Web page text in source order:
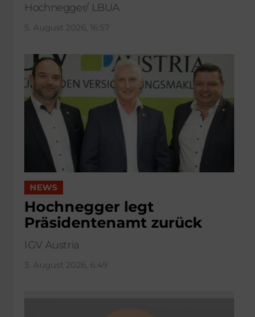
Hochnegger/ LBUA
5. August 2026, 16:57
NEWS
Hochnegger legt
Präsidentenamt zurück
IGV Austria
3. August 2026, 6:49